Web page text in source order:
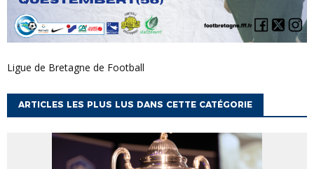
Ligue de Bretagne de Football
ARTICLES LES PLUS LUS DANS CETTE CATÉGORIE